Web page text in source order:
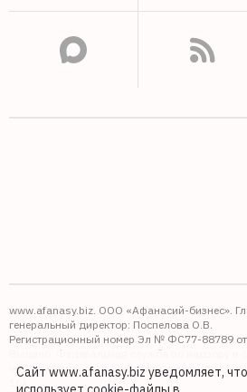
www.afanasy.biz. ООО «Афанасий-бизнес».
генеральный директор: Поспелова О.В.
Регистрационный номер Эл № ФС77-88789
Выдано: Федеральная служба по надзору в
информационных технологий и массовых
Сайт www.afanasy.biz уведомляет, что